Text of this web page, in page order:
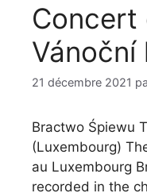
Concert
Vánoční
21 décembre 2021
Bractwo Śpiewu
(Luxembourg)
au Luxembourg
recorded in the